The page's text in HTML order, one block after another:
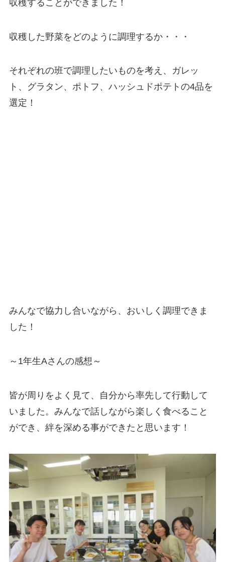
収穫することができました！
収穫した野菜をどのように調理するか・・・
それぞれの班で調理したいものを考え、ガレッ
ト、グラタン、ポトフ、ハッシュドポテトの4品を
選定！
みんなで協力し合いながら、おいしく調理できま
した！
～1年生Aさんの感想～
皆が周りをよく見て、自分から率先して行動して
いました。みんなで話しながら楽しく食べること
ができ、絆を深める事ができたと思います！